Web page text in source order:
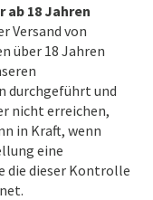
18 Jahren
Versand von
über 18 Jahren
durchgeführt und
nicht erreichen,
in Kraft, wenn
eine
die dieser Kontrolle